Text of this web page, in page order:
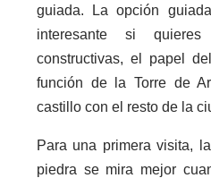
guiada. La opción
interesante si
constructivas, el papel
función de la Torre de
castillo con el resto de la
Para una primera visita,
piedra se mira mejor